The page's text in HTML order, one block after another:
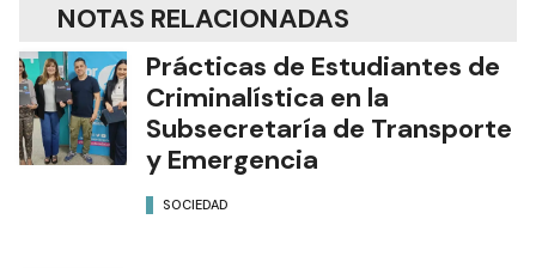
NOTAS RELACIONADAS
Prácticas de Estudiantes de
Criminalística en la
Subsecretaría de Transporte
y Emergencia
SOCIEDAD